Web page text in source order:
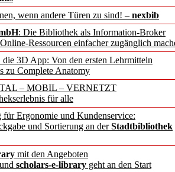
wenn andere Türen zu sind! – nexbib
: Die Bibliothek als Information-Broker
Ressourcen einfacher zugänglich
die 3D App: Von den ersten Lehrmitteln
zu Complete Anatomy
– MOBIL – VERNETZT
für alle
für Ergonomie und Kundenservice:
und Sortierung an derStadtbibliothek
mit den Angeboten
und scholars-e-library geht an den Start
Zeitschrift für
Attempto
Information
in
Institut neu
und